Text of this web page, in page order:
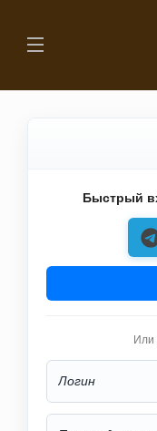
Быстрый
Или